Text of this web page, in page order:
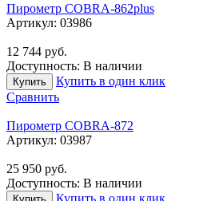
Пирометр COBRA-862plus
Артикул: 03986
12 744 руб.
Доступность: В наличии
Купить
Купить в один клик
Сравнить
Пирометр COBRA-872
Артикул: 03987
25 950 руб.
Доступность: В наличии
Купить в один клик